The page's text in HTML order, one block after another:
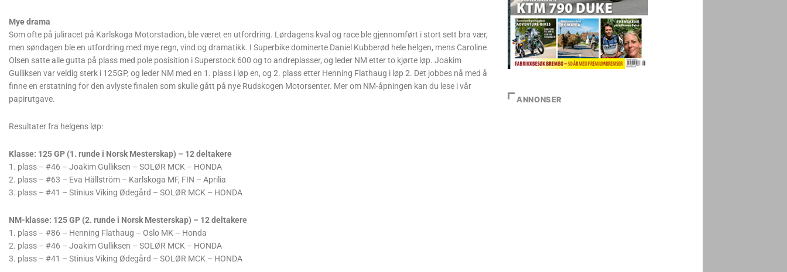
Mye drama
Som ofte på juliracet på Karlskoga Motorstadion, ble været en utfordring. Lørdagens kval og race ble gjennomført i stort sett bra vær,
men søndagen ble en utfordring med mye regn, vind og dramatikk. I Superbike dominerte Daniel Kubberød hele helgen, mens Caroline
Olsen satte alle gutta på plass med pole posisition i Superstock 600 og to andreplasser, og leder NM etter to kjørte løp. Joakim
Gulliksen var veldig sterk i 125GP, og leder NM med en 1. plass i løp en, og 2. plass etter Henning Flathaug i løp 2. Det jobbes nå med å
finne en erstatning for den avlyste finalen som skulle gått på nye Rudskogen Motorsenter. Mer om NM-åpningen kan du lese i vår
papirutgave.
Resultater fra helgens løp:
Klasse: 125 GP (1. runde i Norsk Mesterskap) – 12 deltakere
1. plass – #46 – Joakim Gulliksen – SOLØR MCK – HONDA
2. plass – #63 – Eva Hällström – Karlskoga MF, FIN – Aprilia
3. plass – #41 – Stinius Viking Ødegård – SOLØR MCK – HONDA
NM-klasse: 125 GP (2. runde i Norsk Mesterskap) – 12 deltakere
1. plass – #86 – Henning Flathaug – Oslo MK – Honda
2. plass – #46 – Joakim Gulliksen – SOLØR MCK – HONDA
3. plass – #41 – Stinius Viking Ødegård – SOLØR MCK – HONDA
ANNONSER